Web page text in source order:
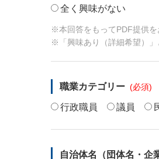
全く興味がない
※本回答をもってPDF提供を
※「興味あり（詳細希望）」
職業カテゴリー
行政職員 議員
自治体名（団体名・企